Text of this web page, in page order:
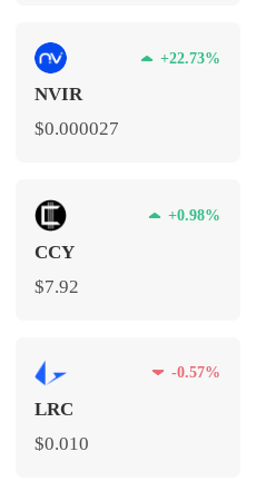
+22.73%
NVIR
$0.000027
+0.98%
CCY
$7.92
-0.57%
LRC
$0.010